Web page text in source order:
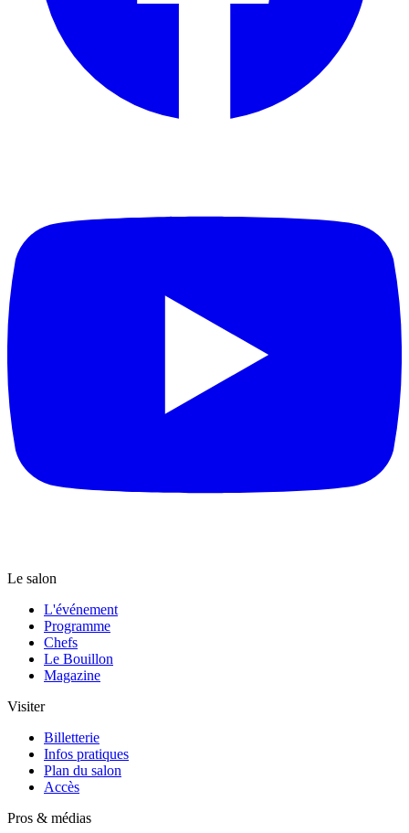
Le salon
L'événement
Programme
Chefs
Le Bouillon
Magazine
Visiter
Billetterie
Infos pratiques
Plan du salon
Accès
Pros & médias